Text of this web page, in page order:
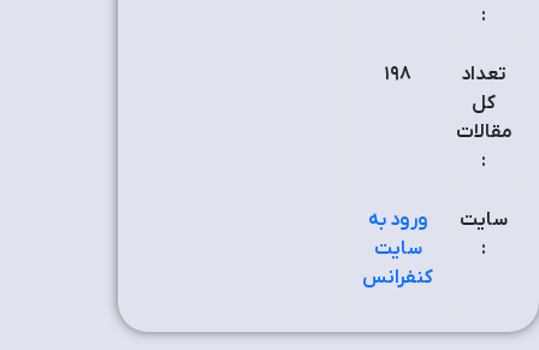
:
تعداد
کل
مقالات
:
۱۹٨
سایت
:
ورود به
سایت
کنفرانس